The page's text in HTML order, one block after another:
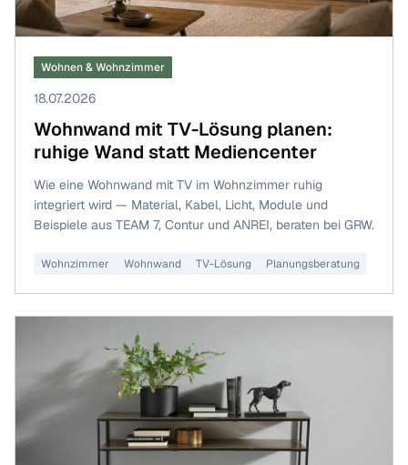
Wohnen & Wohnzimmer
18.07.2026
Wohnwand mit TV-Lösung planen:
ruhige Wand statt Mediencenter
Wie eine Wohnwand mit TV im Wohnzimmer ruhig
integriert wird — Material, Kabel, Licht, Module und
Beispiele aus TEAM 7, Contur und ANREI, beraten bei GRW.
Wohnzimmer Wohnwand TV-Lösung Planungsberatung